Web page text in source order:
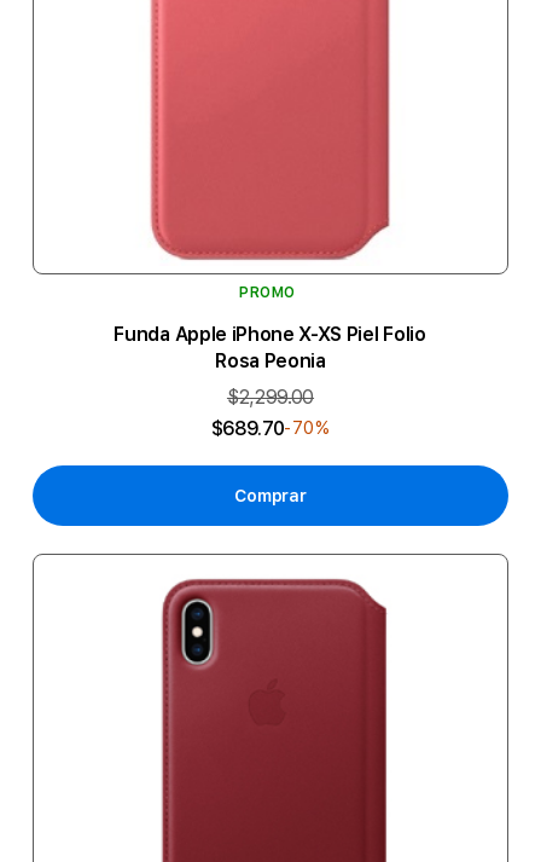
PROMO
Funda Apple iPhone X-XS Piel Folio
Rosa Peonia
$2,299.00
$689.70-70%
Comprar